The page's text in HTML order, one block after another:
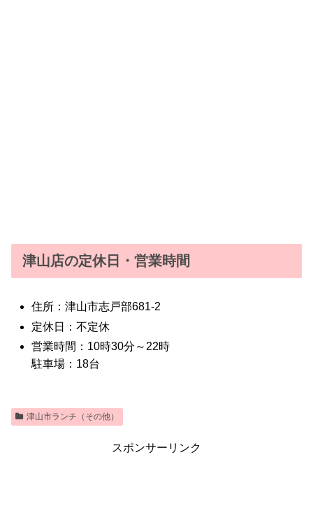
津山店の定休日・営業時間
住所：津山市志戸部681-2
定休日：不定休
営業時間：10時30分～22時
駐車場：18台
津山市ランチ（その他）
スポンサーリンク